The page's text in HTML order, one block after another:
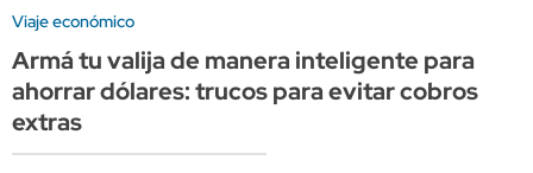
Viaje económico
Armá tu valija de manera inteligente para
ahorrar dólares: trucos para evitar cobros
extras